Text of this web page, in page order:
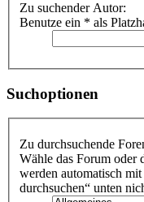
Zu suchender Autor:
Benutze ein * als
Suchoptionen
Zu durchsuchende
Wähle das Forum oder
werden automatisch
durchsuchen“ unten